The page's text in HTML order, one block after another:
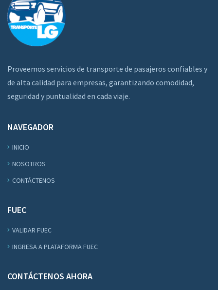
Proveemos servicios de transporte de pasajeros confiables y
de alta calidad para empresas, garantizando comodidad,
seguridad y puntualidad en cada viaje.
NAVEGADOR
INICIO
NOSOTROS
CONTÁCTENOS
FUEC
VALIDAR FUEC
INGRESA A PLATAFORMA FUEC
CONTÁCTENOS AHORA